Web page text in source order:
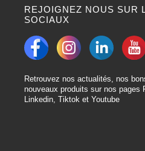
REJOIGNEZ NOUS SUR
SOCIAUX
Retrouvez nos actualités, nos
nouveaux produits sur nos pages
Linkedin, Tiktok et Youtube